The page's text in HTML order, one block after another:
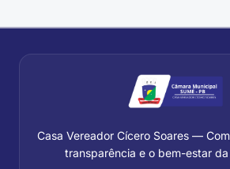
Casa Vereador Cícero Soares —
transparência e o bem-estar